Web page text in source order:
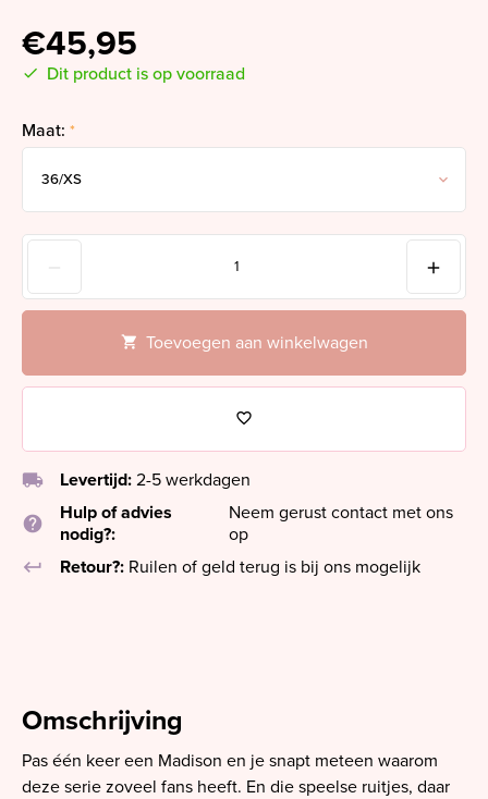
€45,95
Dit product is op voorraad
Maat: *
Toevoegen aan winkelwagen
local_shipping Levertijd: 2-5 werkdagen
help
Hulp of advies
nodig?:
Neem gerust contact met ons
op
keyboard_return
Retour?: Ruilen of geld terug is bij ons mogelijk
Omschrijving
Pas één keer een Madison en je snapt meteen waarom
deze serie zoveel fans heeft. En die speelse ruitjes, daar